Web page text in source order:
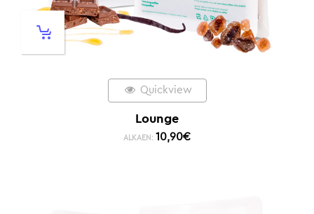
Quickview
Lounge
ALKAEN: 10,90€